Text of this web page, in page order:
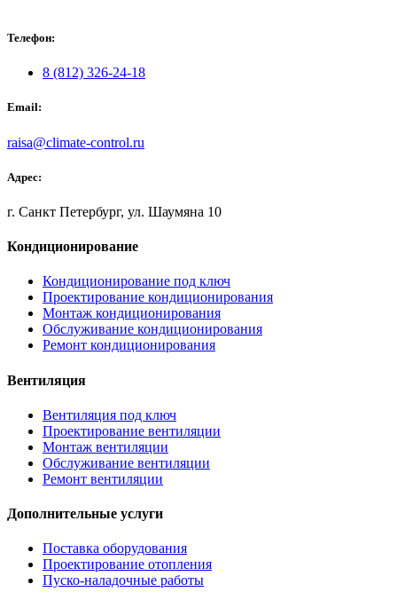
Телефон:
8 (812) 326-24-18
Email:
raisa@climate-control.ru
Адрес:
г. Санкт Петербург, ул. Шаумяна 10
Кондиционирование
Кондиционирование под ключ
Проектирование кондиционирования
Монтаж кондиционирования
Обслуживание кондиционирования
Ремонт кондиционирования
Вентиляция
Вентиляция под ключ
Проектирование вентиляции
Монтаж вентиляции
Обслуживание вентиляции
Ремонт вентиляции
Дополнительные услуги
Поставка оборудования
Проектирование отопления
Пуско-наладочные работы